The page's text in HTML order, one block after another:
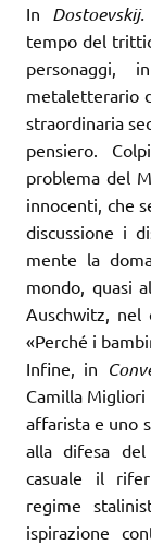
In
tempo del
personaggi,
metaletterario
straordinaria
pensiero.
problema del
innocenti, che
discussione i
mente la
mondo, quasi
Auschwitz, nel
«Perché i
Infine, in
Camilla
affarista e uno
alla difesa
casuale il
regime
ispirazione